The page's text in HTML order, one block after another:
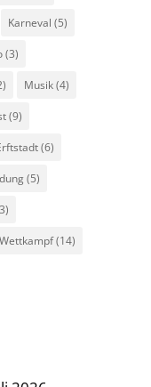
Karneval (5)
(3)
Musik(4)
(9)
(6)
(5)
Wettkampf(14)